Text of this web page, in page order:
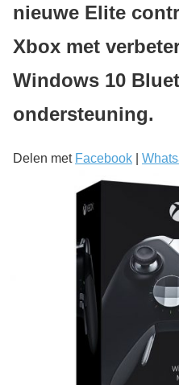
nieuwe Elite
Xbox met
Windows 10
ondersteuning.
Delen met Facebook